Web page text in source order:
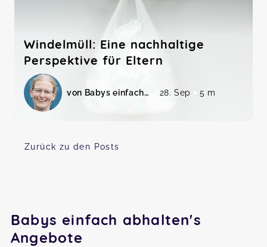
Windelmüll: Eine nachhaltige
Perspektive für Eltern
von Babys einfach abhalten 28. Sep 5 m
Zurück zu den Posts
Babys einfach abhalten's
Angebote